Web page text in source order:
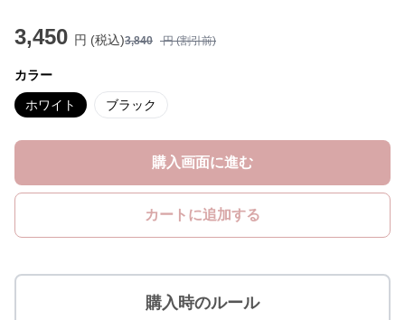
3,450 円 (税込)3,840 円 (割引前)
カラー
ホワイト ブラック
購入画面に進む
カートに追加する
購入時のルール